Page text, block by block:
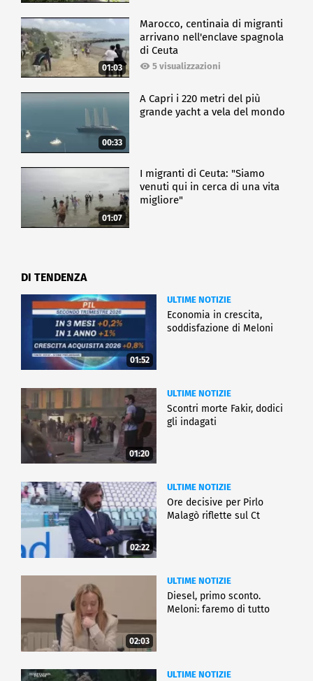
01:03
Marocco, centinaia di migranti
arrivano nell'enclave spagnola
di Ceuta
5 visualizzazioni
00:33
A Capri i 220 metri del più
grande yacht a vela del mondo
01:07
I migranti di Ceuta: "Siamo
venuti qui in cerca di una vita
migliore"
DI TENDENZA
01:52
ULTIME NOTIZIE
Economia in crescita,
soddisfazione di Meloni
01:20
ULTIME NOTIZIE
Scontri morte Fakir, dodici
gli indagati
02:22
ULTIME NOTIZIE
Ore decisive per Pirlo
Malagò riflette sul Ct
02:03
ULTIME NOTIZIE
Diesel, primo sconto.
Meloni: faremo di tutto
ULTIME NOTIZIE